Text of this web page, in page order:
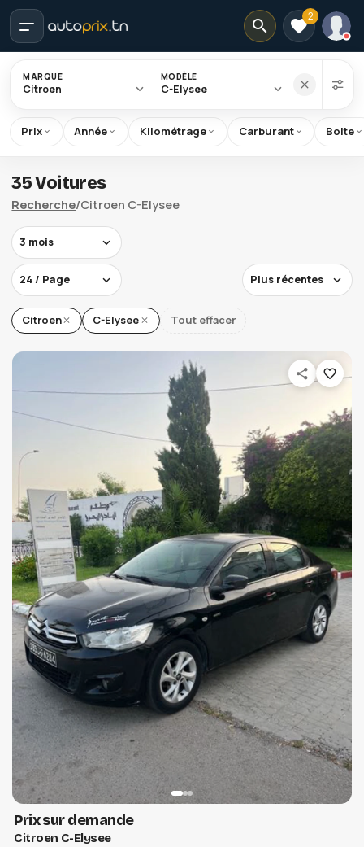
2
MARQUE
Citroen
MODÈLE
C-Elysee
Prix Année Kilométrage Carburant Boite
Accueil
Recherche
Citroen
C-Elysee
35 Voitures
Recherche/Citroen C-Elysee
3 mois
24 / Page Plus récentes
Citroen C-Elysee Tout effacer
Prix sur demande
Citroen C-Elysee